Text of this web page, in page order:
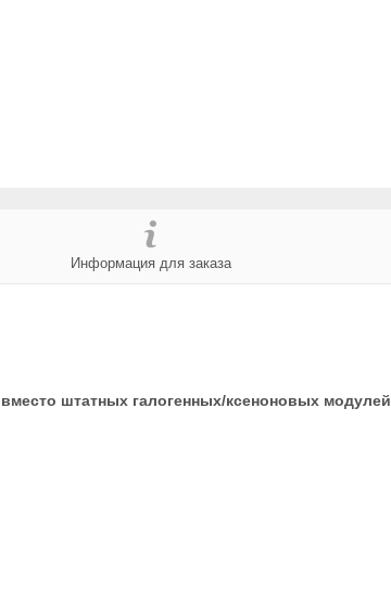
Информация для заказа
вместо штатных галогенных/ксеноновых модулей